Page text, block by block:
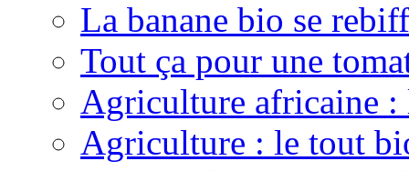
La banane bio se
Tout ça pour une
Agriculture africaine :
Agriculture : le tout